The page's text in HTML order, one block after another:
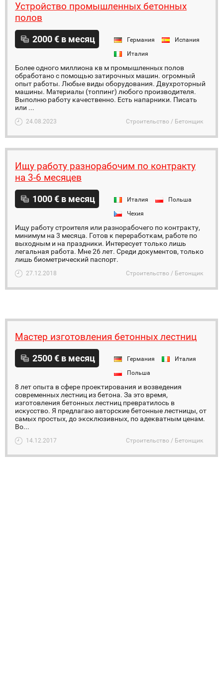
Устройство промышленных бетонных
полов
2000 € в месяц Германия
Испания
Италия
Более одного миллиона кв м промышленных полов
обработано с помощью затирочных машин. огромный
опыт работы. Любые виды оборудования. Двухроторный
машины. Материалы (топпинг) любого производителя.
Выполню работу качественно. Есть напарники. Писать
или ...
24.08.2023 Строительство / Бетонщик
Ищу работу разнорабочим по контракту
на 3-6 месяцев
1000 € в месяц Италия
Польша
Чехия
Ищу работу строителя или разнорабочего по контракту,
минимум на 3 месяца. Готов к переработкам, работе по
выходным и на праздники. Интересует только лишь
легальная работа. Мне 26 лет. Среди документов, только
лишь биометрический паспорт.
27.12.2018 Строительство / Бетонщик
Мастер изготовления бетонных лестниц
2500 € в месяц Германия
Италия
Польша
8 лет опыта в сфере проектирования и возведения
современных лестниц из бетона. За это время,
изготовления бетонных лестниц превратилось в
искусство. Я предлагаю авторские бетонные лестницы, от
самых простых, до эксклюзивных, по адекватным ценам.
Во...
14.12.2017 Строительство / Бетонщик